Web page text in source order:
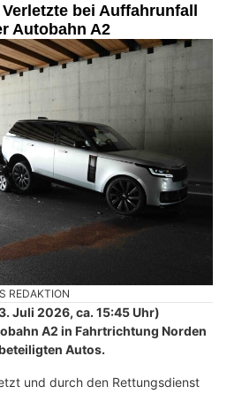
bei Auffahrunfall
Autobahn A2
REDAKTION
Juli 2026, ca. 15:45 Uhr)
A2 in Fahrtrichtung Norden
Autos.
und durch den Rettungsdienst